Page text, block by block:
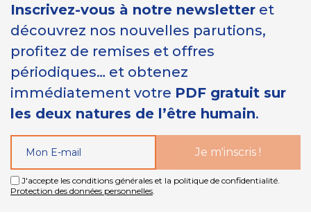
Inscrivez-vous à notre newsletter et
découvrez nos nouvelles parutions,
profitez de remises et offres
périodiques… et obtenez
immédiatement votre PDF gratuit sur
les deux natures de l’être humain.
J'accepte les conditions générales et la politique de confidentialité.
Protection des données personnelles